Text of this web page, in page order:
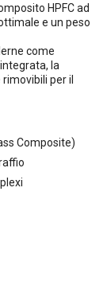
HPFC ad
e un peso
come
integrata, la
per il
Composite)